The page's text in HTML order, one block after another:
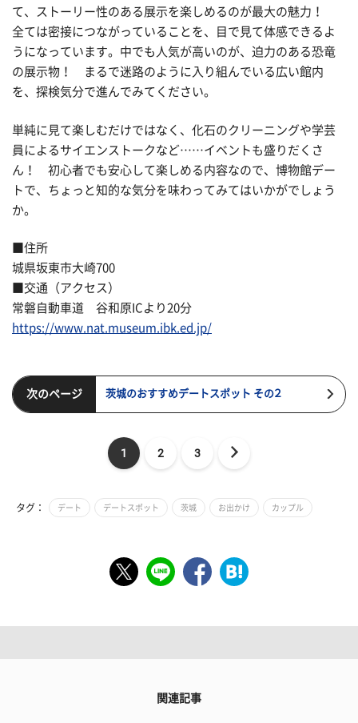
て、ストーリー性のある展示を楽しめるのが最大の魅力！
全ては密接につながっていることを、目で見て体感できるよ
うになっています。中でも人気が高いのが、迫力のある恐竜
の展示物！ まるで迷路のように入り組んでいる広い館内
を、探検気分で進んでみてください。
単純に見て楽しむだけではなく、化石のクリーニングや学芸
員によるサイエンストークなど……イベントも盛りだくさ
ん！ 初心者でも安心して楽しめる内容なので、博物館デー
トで、ちょっと知的な気分を味わってみてはいかがでしょう
か。
■住所
城県坂東市大崎700
■交通（アクセス）
常磐自動車道 谷和原ICより20分
https://www.nat.museum.ibk.ed.jp/
次のページ 茨城のおすすめデートスポット その２
1 2 3
タグ： デート デートスポット 茨城 お出かけ カップル
関連記事